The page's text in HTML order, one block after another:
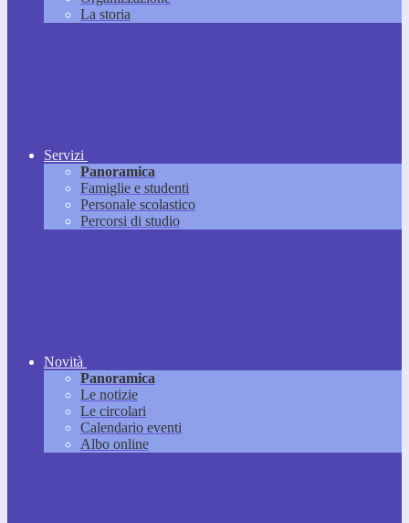
La storia
Servizi
Panoramica
Famiglie e studenti
Personale scolastico
Percorsi di studio
Novità
Panoramica
Le notizie
Le circolari
Calendario eventi
Albo online